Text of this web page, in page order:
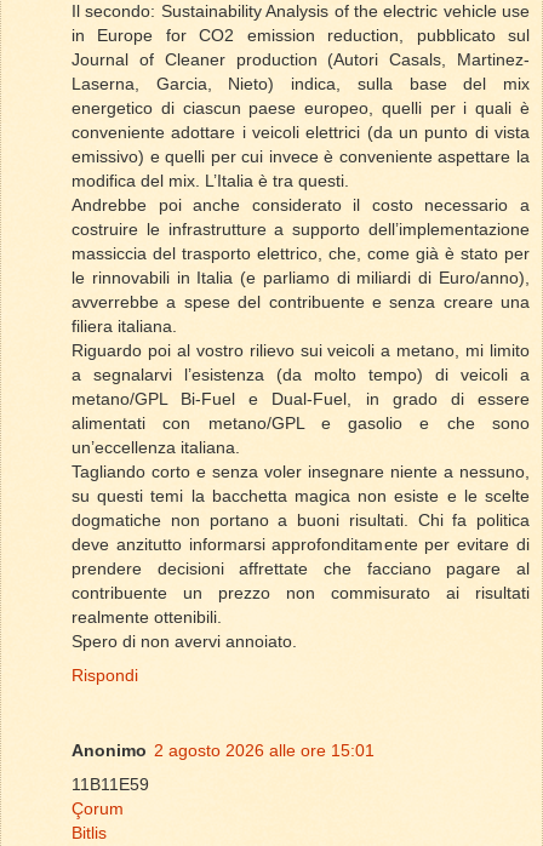
Il secondo: Sustainability Analysis of the electric vehicle use
in Europe for CO2 emission reduction, pubblicato sul
Journal of Cleaner production (Autori Casals, Martinez-
Laserna, Garcia, Nieto) indica, sulla base del mix
energetico di ciascun paese europeo, quelli per i quali è
conveniente adottare i veicoli elettrici (da un punto di vista
emissivo) e quelli per cui invece è conveniente aspettare la
modifica del mix. L’Italia è tra questi.
Andrebbe poi anche considerato il costo necessario a
costruire le infrastrutture a supporto dell’implementazione
massiccia del trasporto elettrico, che, come già è stato per
le rinnovabili in Italia (e parliamo di miliardi di Euro/anno),
avverrebbe a spese del contribuente e senza creare una
filiera italiana.
Riguardo poi al vostro rilievo sui veicoli a metano, mi limito
a segnalarvi l’esistenza (da molto tempo) di veicoli a
metano/GPL Bi-Fuel e Dual-Fuel, in grado di essere
alimentati con metano/GPL e gasolio e che sono
un’eccellenza italiana.
Tagliando corto e senza voler insegnare niente a nessuno,
su questi temi la bacchetta magica non esiste e le scelte
dogmatiche non portano a buoni risultati. Chi fa politica
deve anzitutto informarsi approfonditamente per evitare di
prendere decisioni affrettate che facciano pagare al
contribuente un prezzo non commisurato ai risultati
realmente ottenibili.
Spero di non avervi annoiato.
Rispondi
Anonimo 2 agosto 2026 alle ore 15:01
11B11E59
Çorum
Bitlis